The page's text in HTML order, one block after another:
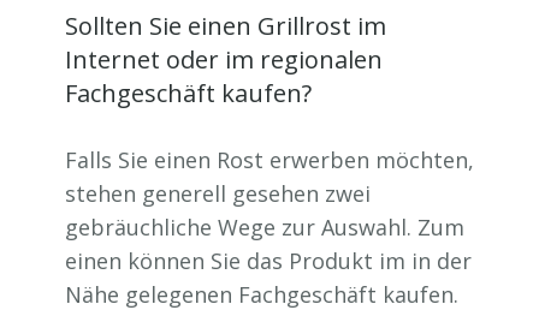
Sollten Sie einen Grillrost im
Internet oder im regionalen
Fachgeschäft kaufen?
Falls Sie einen Rost erwerben möchten,
stehen generell gesehen zwei
gebräuchliche Wege zur Auswahl. Zum
einen können Sie das Produkt im in der
Nähe gelegenen Fachgeschäft kaufen.